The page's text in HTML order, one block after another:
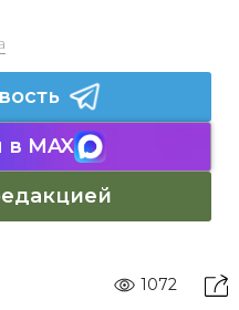
MAX
1072